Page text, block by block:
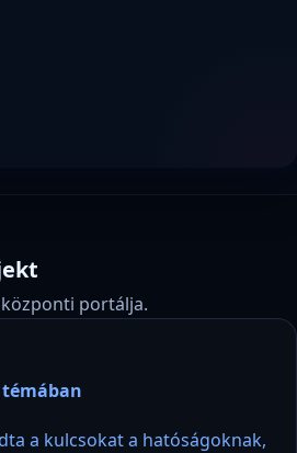
portálja.
a kulcsokat a hatóságoknak,